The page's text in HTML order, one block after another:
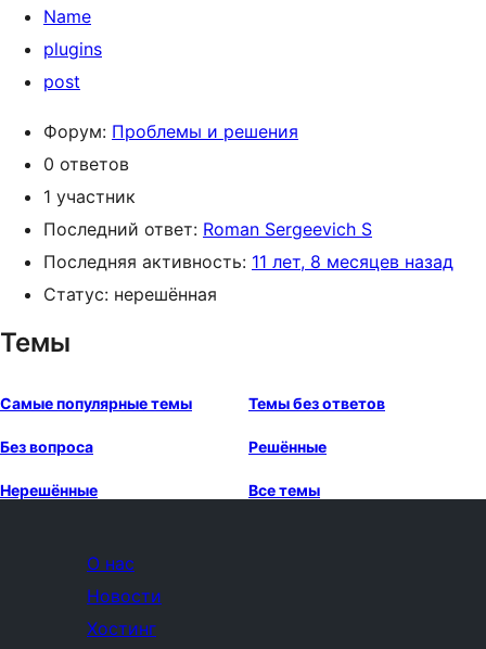
Name
plugins
post
Форум: Проблемы и решения
0 ответов
1 участник
Последний ответ: Roman Sergeevich S
Последняя активность: 11 лет, 8 месяцев назад
Статус: нерешённая
Темы
Самые популярные темы Темы без ответов
Без вопроса Решённые
Нерешённые Все темы
О нас
Новости
Хостинг